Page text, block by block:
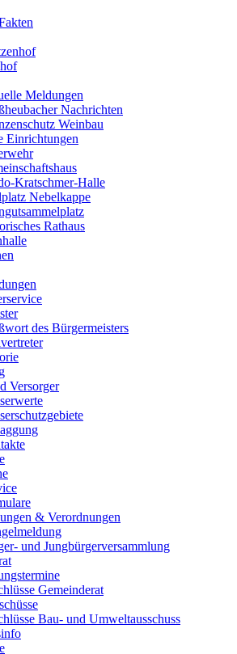
Meldungen
Nachrichten
Weinbau
Einrichtungen
Kratschmer-Halle
Nebelkappe
Rathaus
des Bürgermeisters
Versorger
& Verordnungen
und Jungbürgerversammlung
Gemeinderat
Bau- und Umweltausschuss